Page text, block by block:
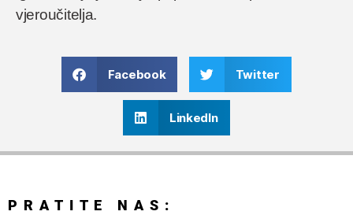
vjeroučitelja.
Facebook Twitter
LinkedIn
PRATITE NAS: